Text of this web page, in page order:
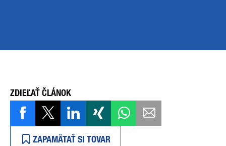
ZDIEĽAŤ ČLÁNOK
ZAPAMÄTAŤ SI TOVAR